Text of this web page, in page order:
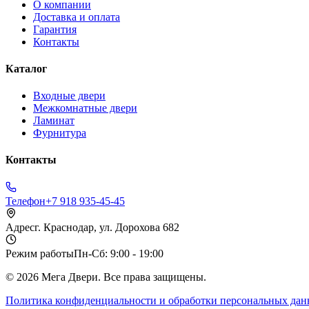
О компании
Доставка и оплата
Гарантия
Контакты
Каталог
Входные двери
Межкомнатные двери
Ламинат
Фурнитура
Контакты
Телефон+7 918 935-45-45
Адресг. Краснодар, ул. Дорохова 682
Режим работыПн-Сб: 9:00 - 19:00
© 2026 Мега Двери. Все права защищены.
Политика конфиденциальности и обработки персональных